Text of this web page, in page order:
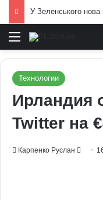
Меню
Технологии
Ирландия
Twitter на
Карпенко Руслан
Send